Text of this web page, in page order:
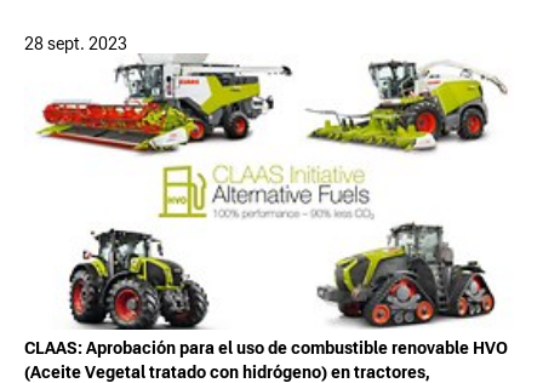
28 sept. 2023
CLAAS: Aprobación para el uso de combustible renovable HVO
(Aceite Vegetal tratado con hidrógeno) en tractores,